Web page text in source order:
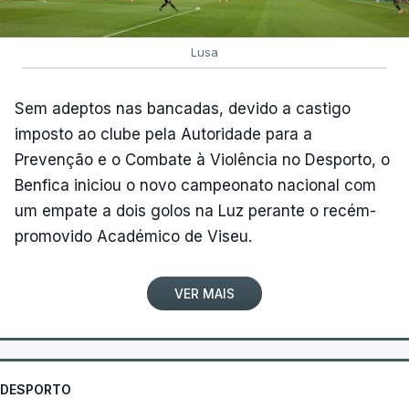
Lusa
Sem adeptos nas bancadas, devido a castigo
imposto ao clube pela Autoridade para a
Prevenção e o Combate à Violência no Desporto, o
Benfica iniciou o novo campeonato nacional com
um empate a dois golos na Luz perante o recém-
promovido Académico de Viseu.
VER MAIS
DESPORTO